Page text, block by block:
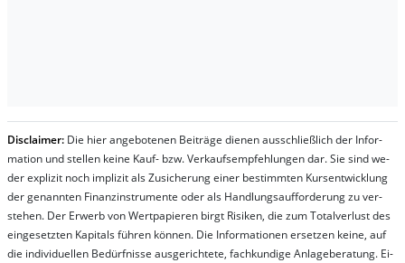
Dis­clai­mer: Die hier an­ge­bo­te­nen Bei­trä­ge die­nen aus­schließ­lich der In­for­
ma­t­ion und stel­len kei­ne Kauf- bzw. Ver­kaufs­em­pfeh­lung­en dar. Sie sind we­
der ex­pli­zit noch im­pli­zit als Zu­sich­er­ung ei­ner be­stim­mt­en Kurs­ent­wick­lung
der ge­nan­nt­en Fi­nanz­in­stru­men­te oder als Handl­ungs­auf­for­der­ung zu ver­
steh­en. Der Er­werb von Wert­pa­pier­en birgt Ri­si­ken, die zum To­tal­ver­lust des
ein­ge­setz­ten Ka­pi­tals füh­ren kön­nen. Die In­for­ma­tion­en er­setz­en kei­ne, auf
die in­di­vi­du­el­len Be­dür­fnis­se aus­ge­rich­te­te, fach­kun­di­ge An­la­ge­be­ra­tung. Ei­